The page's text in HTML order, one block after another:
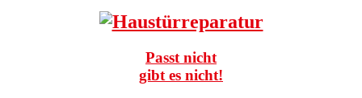
Passt nicht
gibt es nicht!